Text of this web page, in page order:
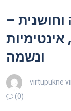
וחושנית –
ונשמה
virtupukne
(0)